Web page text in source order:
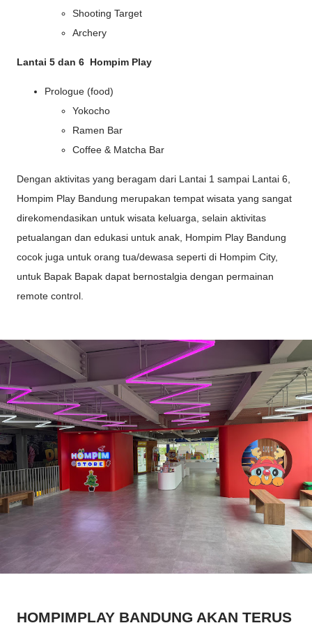
Shooting Target
Archery
Lantai 5 dan 6 Hompim Play
Prologue (food)
Yokocho
Ramen Bar
Coffee & Matcha Bar
Dengan aktivitas yang beragam dari Lantai 1 sampai Lantai 6,
Hompim Play Bandung merupakan tempat wisata yang sangat
direkomendasikan untuk wisata keluarga, selain aktivitas
petualangan dan edukasi untuk anak, Hompim Play Bandung
cocok juga untuk orang tua/dewasa seperti di Hompim City,
untuk Bapak Bapak dapat bernostalgia dengan permainan
remote control.
HOMPIMPLAY BANDUNG AKAN TERUS